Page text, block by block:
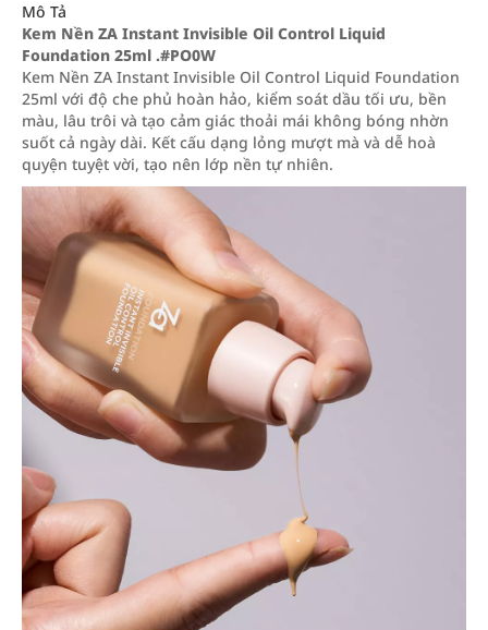
Mô Tả
Kem Nền ZA Instant Invisible Oil Control Liquid
Foundation 25ml .#PO0W
Kem Nền ZA Instant Invisible Oil Control Liquid Foundation
25ml với độ che phủ hoàn hảo, kiểm soát dầu tối ưu, bền
màu, lâu trôi và tạo cảm giác thoải mái không bóng nhờn
suốt cả ngày dài. Kết cấu dạng lỏng mượt mà và dễ hoà
quyện tuyệt vời, tạo nên lớp nền tự nhiên.